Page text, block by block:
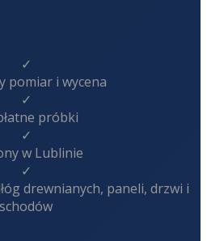
✓
pomiar i wycena
✓
próbki
✓
w Lublinie
✓
drewnianych, paneli, drzwi i
schodów